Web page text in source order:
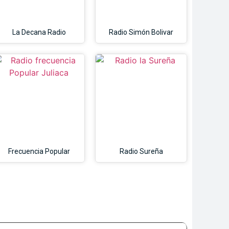
La Decana Radio Radio Simón Bolivar
Frecuencia Popular Radio Sureña